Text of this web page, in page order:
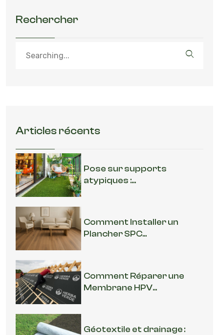
Rechercher
Articles récents
Pose sur supports
atypiques :...
Comment Installer un
Plancher SPC...
Comment Réparer une
Membrane HPV...
Géotextile et drainage :